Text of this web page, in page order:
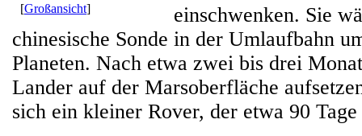
[Großansicht]
einschwenken. Sie
chinesische Sonde in der Umlaufbahn
Planeten. Nach etwa zwei bis drei
Lander auf der Marsoberfläche
sich ein kleiner Rover, der etwa 90